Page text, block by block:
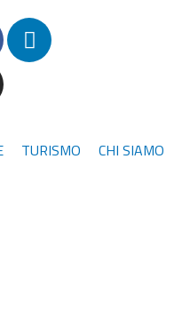
L
i
n
d
i
TURISMO CHI SIAMO